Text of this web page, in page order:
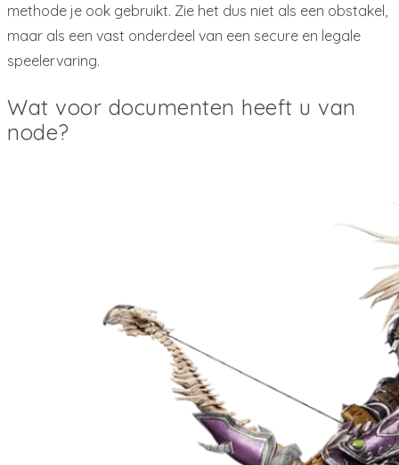
methode je ook gebruikt. Zie het dus niet als een obstakel,
maar als een vast onderdeel van een secure en legale
speelervaring.
Wat voor documenten heeft u van
node?